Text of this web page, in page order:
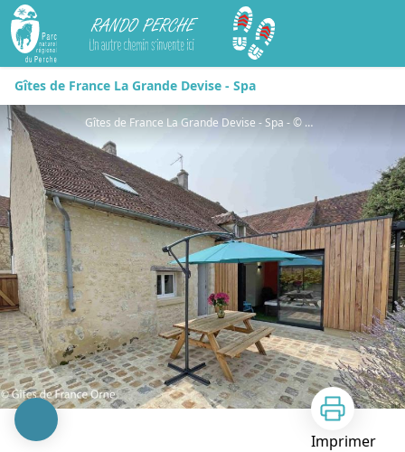
Rando Perche
Gîtes de France La Grande Devise - Spa
Gîtes de France La Grande Devise - Spa - © Gites de France Orne
Imprimer